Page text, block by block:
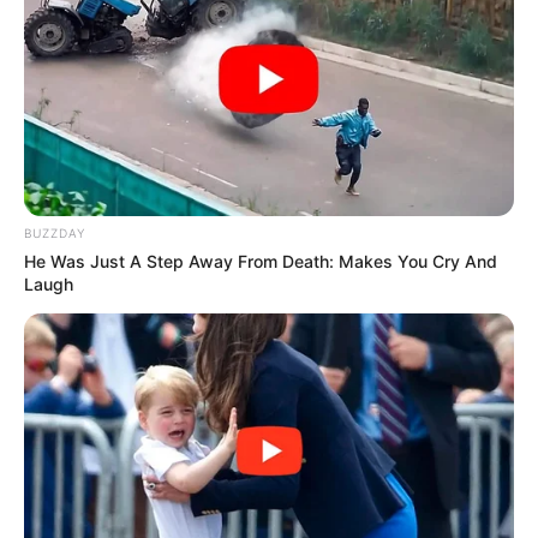
números de contacto de la familia.
Las autoridades locales aún no han ofrecido
detalles sobre el avance de la investigación, lo
que mantiene en vilo a sus seres queridos. La
madre del joven espera que su llamado
sensibilice a quienes puedan colaborar en la
búsqueda y que su hijo regrese a casa sano y
salvo.
BUZZDAY
He Was Just A Step Away From Death: Makes You Cry And
Laugh